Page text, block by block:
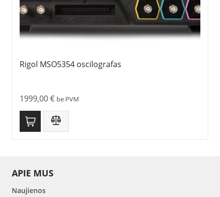
Rigol MSO5354 oscilografas
1999,00€ be PVM
APIE MUS
Naujienos